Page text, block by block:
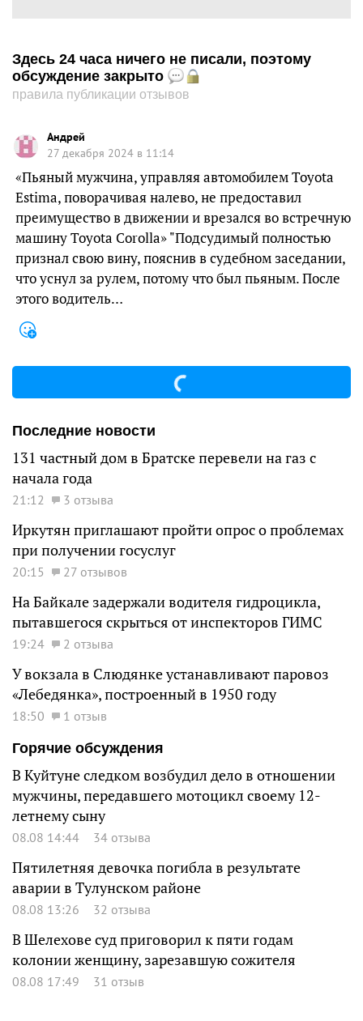
Здесь 24 часа ничего не писали, поэтому
обсуждение закрыто
правила публикации отзывов
Андрей
27 декабря 2024 в 11:14
«Пьяный мужчина, управляя автомобилем Toyota
Estima, поворачивая налево, не предоставил
преимущество в движении и врезался во встречную
машину Toyota Corolla» "Подсудимый полностью
признал свою вину, пояснив в судебном заседании,
что уснул за рулем, потому что был пьяным. После
этого водитель…
Последние новости
131 частный дом в Братске перевели на газ с
начала года
21:12 3 отзыва
Иркутян приглашают пройти опрос о проблемах
при получении госуслуг
20:15 27 отзывов
На Байкале задержали водителя гидроцикла,
пытавшегося скрыться от инспекторов ГИМС
19:24 2 отзыва
У вокзала в Слюдянке устанавливают паровоз
«Лебедянка», построенный в 1950 году
18:50
1 отзыв
Горячие обсуждения
В Куйтуне следком возбудил дело в отношении
мужчины, передавшего мотоцикл своему 12-
летнему сыну
08.08 14:44 34 отзыва
Пятилетняя девочка погибла в результате
аварии в Тулунском районе
08.08 13:26 32 отзыва
В Шелехове суд приговорил к пяти годам
колонии женщину, зарезавшую сожителя
08.08 17:49 31 отзыв